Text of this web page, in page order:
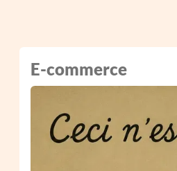
E-commerce